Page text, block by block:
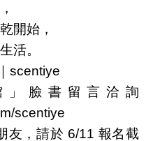
開始，
活。
scentiye
」臉書留言洽詢
scentiye
友，請於 6/11 報名截